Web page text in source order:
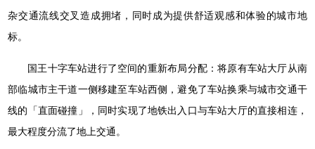
杂交通流线交叉造成拥堵，同时成为提供舒适观感和体验的城市地
标。
国王十字车站进行了空间的重新布局分配：将原有车站大厅从南
部临城市主干道一侧移建至车站西侧，避免了车站换乘与城市交通干
线的「直面碰撞」，同时实现了地铁出入口与车站大厅的直接相连，
最大程度分流了地上交通。